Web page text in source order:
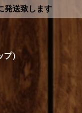
発送致します
プ）